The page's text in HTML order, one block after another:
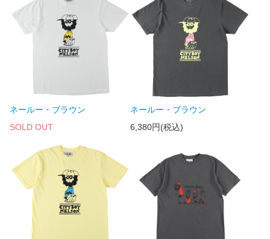
ネールー・ブラウン
SOLD OUT
ネールー・ブラウン
6,380円(税込)